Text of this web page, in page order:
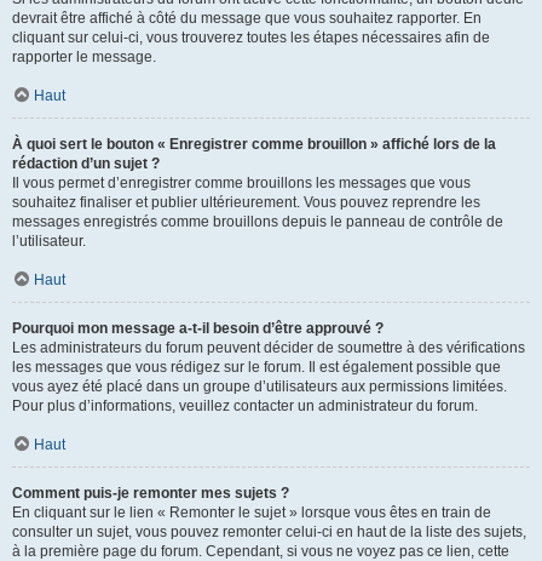
devrait être affiché à côté du message que vous souhaitez rapporter. En
cliquant sur celui-ci, vous trouverez toutes les étapes nécessaires afin de
rapporter le message.
Haut
À quoi sert le bouton « Enregistrer comme brouillon » affiché lors de la
rédaction d’un sujet ?
Il vous permet d’enregistrer comme brouillons les messages que vous
souhaitez finaliser et publier ultérieurement. Vous pouvez reprendre les
messages enregistrés comme brouillons depuis le panneau de contrôle de
l’utilisateur.
Haut
Pourquoi mon message a-t-il besoin d’être approuvé ?
Les administrateurs du forum peuvent décider de soumettre à des vérifications
les messages que vous rédigez sur le forum. Il est également possible que
vous ayez été placé dans un groupe d’utilisateurs aux permissions limitées.
Pour plus d’informations, veuillez contacter un administrateur du forum.
Haut
Comment puis-je remonter mes sujets ?
En cliquant sur le lien « Remonter le sujet » lorsque vous êtes en train de
consulter un sujet, vous pouvez remonter celui-ci en haut de la liste des sujets,
à la première page du forum. Cependant, si vous ne voyez pas ce lien, cette